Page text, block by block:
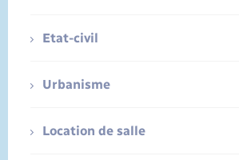
Etat-civil
Urbanisme
Location de salle